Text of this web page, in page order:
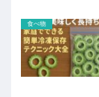
食べ物